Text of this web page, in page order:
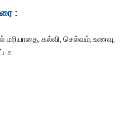
:
மரியாதை, கல்வி, செல்வம், உணவு,